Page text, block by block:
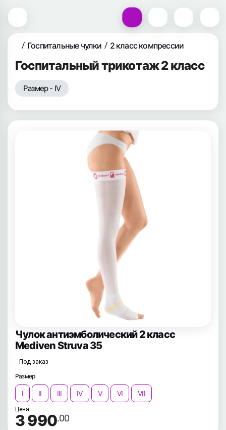
Госпитальные чулки 2 класс компрессии
Госпитальный трикотаж 2 класс
Размер - IV
Чулок антиэмболический 2 класс
Mediven Struva 35
Под заказ
Размер
I II III IV V VI VII
Цена
3 990.00